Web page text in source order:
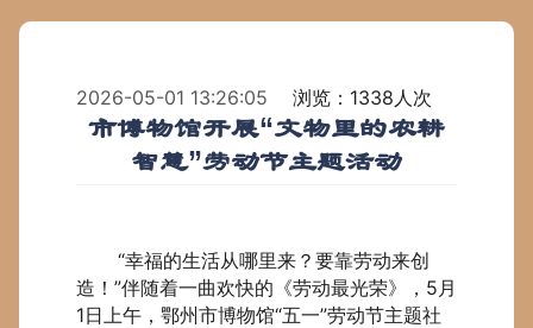
2026-05-01 13:26:05 浏览：1338人次
市博物馆开展“文物里的农耕
智慧”劳动节主题活动
“幸福的生活从哪里来？要靠劳动来创
造！”伴随着一曲欢快的《劳动最光荣》，5月
1日上午，鄂州市博物馆“五一”劳动节主题社